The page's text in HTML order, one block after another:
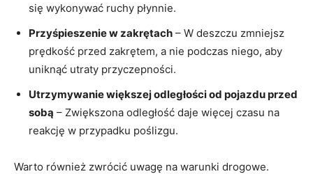
⁤się wykonywać ⁤ruchy ‌płynnie.
Przyśpieszenie w zakrętach – W⁢ deszczu zmniejsz
prędkość przed zakrętem, ⁢a nie podczas niego, aby
uniknąć utraty przyczepności.
Utrzymywanie większej odległości ⁢od pojazdu przed
sobą – Zwiększona odległość daje⁣ więcej czasu na
reakcję w​ przypadku ⁢poślizgu.
Warto również zwrócić uwagę na warunki drogowe.‍